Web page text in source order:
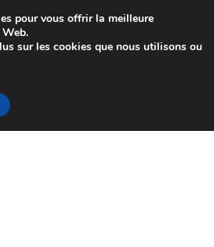
à partir de 7 EUR
de 9 h à 16 h
pour vous offrir la meilleure
sur les cookies que nous utilisons ou